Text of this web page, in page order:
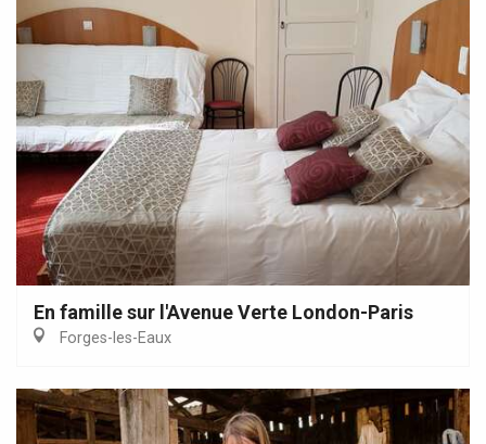
En famille sur l'Avenue Verte London-Paris
Forges-les-Eaux